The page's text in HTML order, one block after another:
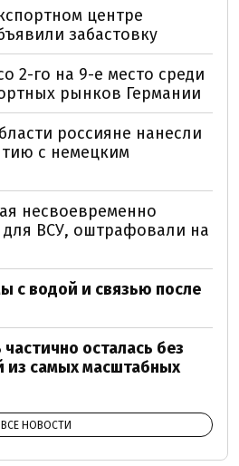
центре
забастовку
2-го на 9-е место среди
рынков Германии
россияне нанесли
с немецким
несвоевременно
ВСУ, оштрафовали на
с водой и связью после
осталась без
из самых масштабных
ВСЕ НОВОСТИ